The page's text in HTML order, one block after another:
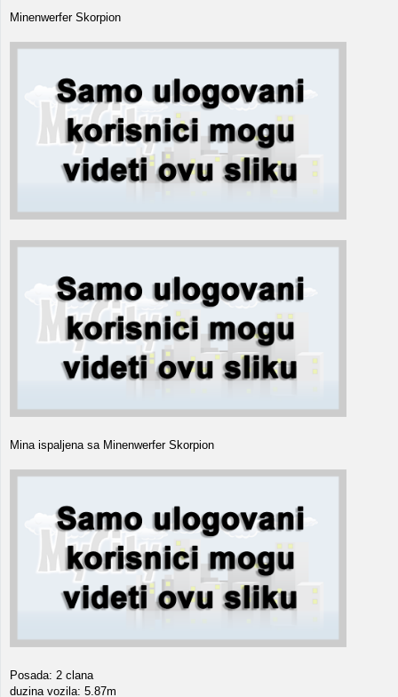
Minenwerfer Skorpion
Mina ispaljena sa Minenwerfer Skorpion
Posada: 2 clana
duzina vozila: 5.87m